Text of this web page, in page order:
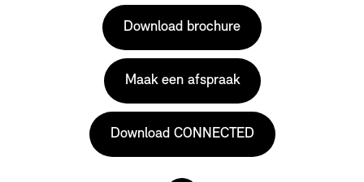
Download brochure
Maak een afspraak
Download CONNECTED